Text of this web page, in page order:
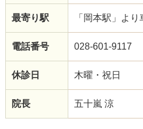
最寄り駅 「岡本駅」より
電話番号 028-601-9117
休診日 木曜・祝日
院長 五十嵐 涼